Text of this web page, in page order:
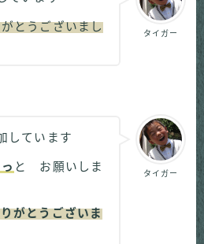
タイガー
とうございまし
タイガー
しています
と お願いしま
がとうございま